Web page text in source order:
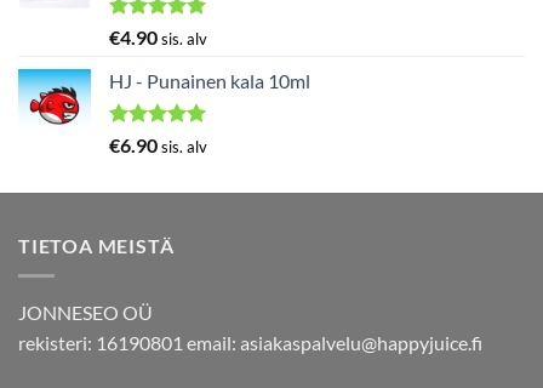
Arvostelu
5.00
/ 5
€4.90sis. alv
HJ - Punainen kala 10ml
Arvostelu
€6.90sis. alv
TIETOA MEISTÄ
JONNESEO OÜ
rekisteri: 16190801 email: asiakaspalvelu@happyjuice.fi